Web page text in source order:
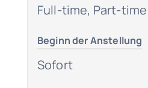
Full-time, Part-time
Beginn der Anstellung
Sofort